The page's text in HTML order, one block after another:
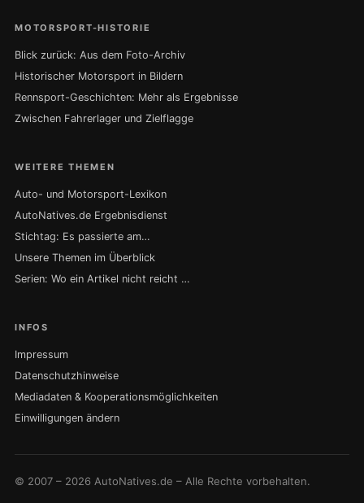
MOTORSPORT-HISTORIE
Blick zurück: Aus dem Foto-Archiv
Historischer Motorsport in Bildern
Rennsport-Geschichten: Mehr als Ergebnisse
Zwischen Fahrerlager und Zielflagge
WEITERE THEMEN
Auto- und Motorsport-Lexikon
AutoNatives.de Ergebnisdienst
Stichtag: Es passierte am…
Unsere Themen im Überblick
Serien: Wo ein Artikel nicht reicht …
INFOS
Impressum
Datenschutzhinweise
Mediadaten & Kooperationsmöglichkeiten
Einwilligungen ändern
© 2007 – 2026 AutoNatives.de – Alle Rechte vorbehalten.